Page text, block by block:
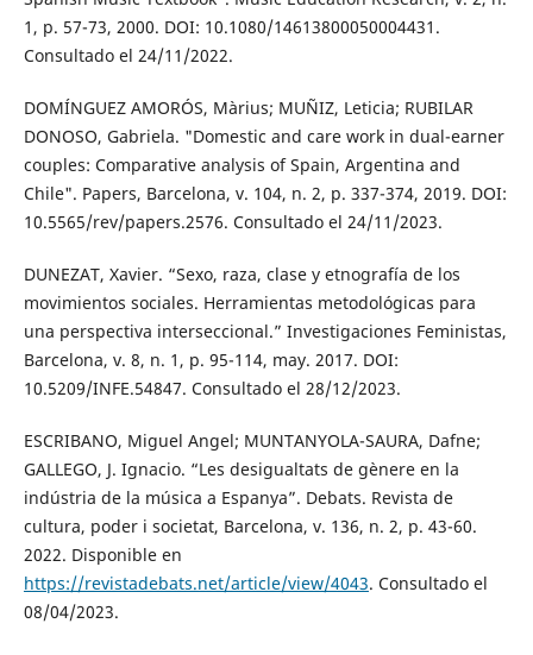
1, p. 57-73, 2000. DOI: 10.1080/14613800050004431.
Consultado el 24/11/2022.
DOMÍNGUEZ AMORÓS, Màrius; MUÑIZ, Leticia; RUBILAR
DONOSO, Gabriela. "Domestic and care work in dual-earner
couples: Comparative analysis of Spain, Argentina and
Chile". Papers, Barcelona, v. 104, n. 2, p. 337-374, 2019. DOI:
10.5565/rev/papers.2576. Consultado el 24/11/2023.
DUNEZAT, Xavier. “Sexo, raza, clase y etnografía de los
movimientos sociales. Herramientas metodológicas para
una perspectiva interseccional.” Investigaciones Feministas,
Barcelona, v. 8, n. 1, p. 95-114, may. 2017. DOI:
10.5209/INFE.54847. Consultado el 28/12/2023.
ESCRIBANO, Miguel Angel; MUNTANYOLA-SAURA, Dafne;
GALLEGO, J. Ignacio. “Les desigualtats de gènere en la
indústria de la música a Espanya”. Debats. Revista de
cultura, poder i societat, Barcelona, v. 136, n. 2, p. 43-60.
2022. Disponible en
https://revistadebats.net/article/view/4043. Consultado el
08/04/2023.